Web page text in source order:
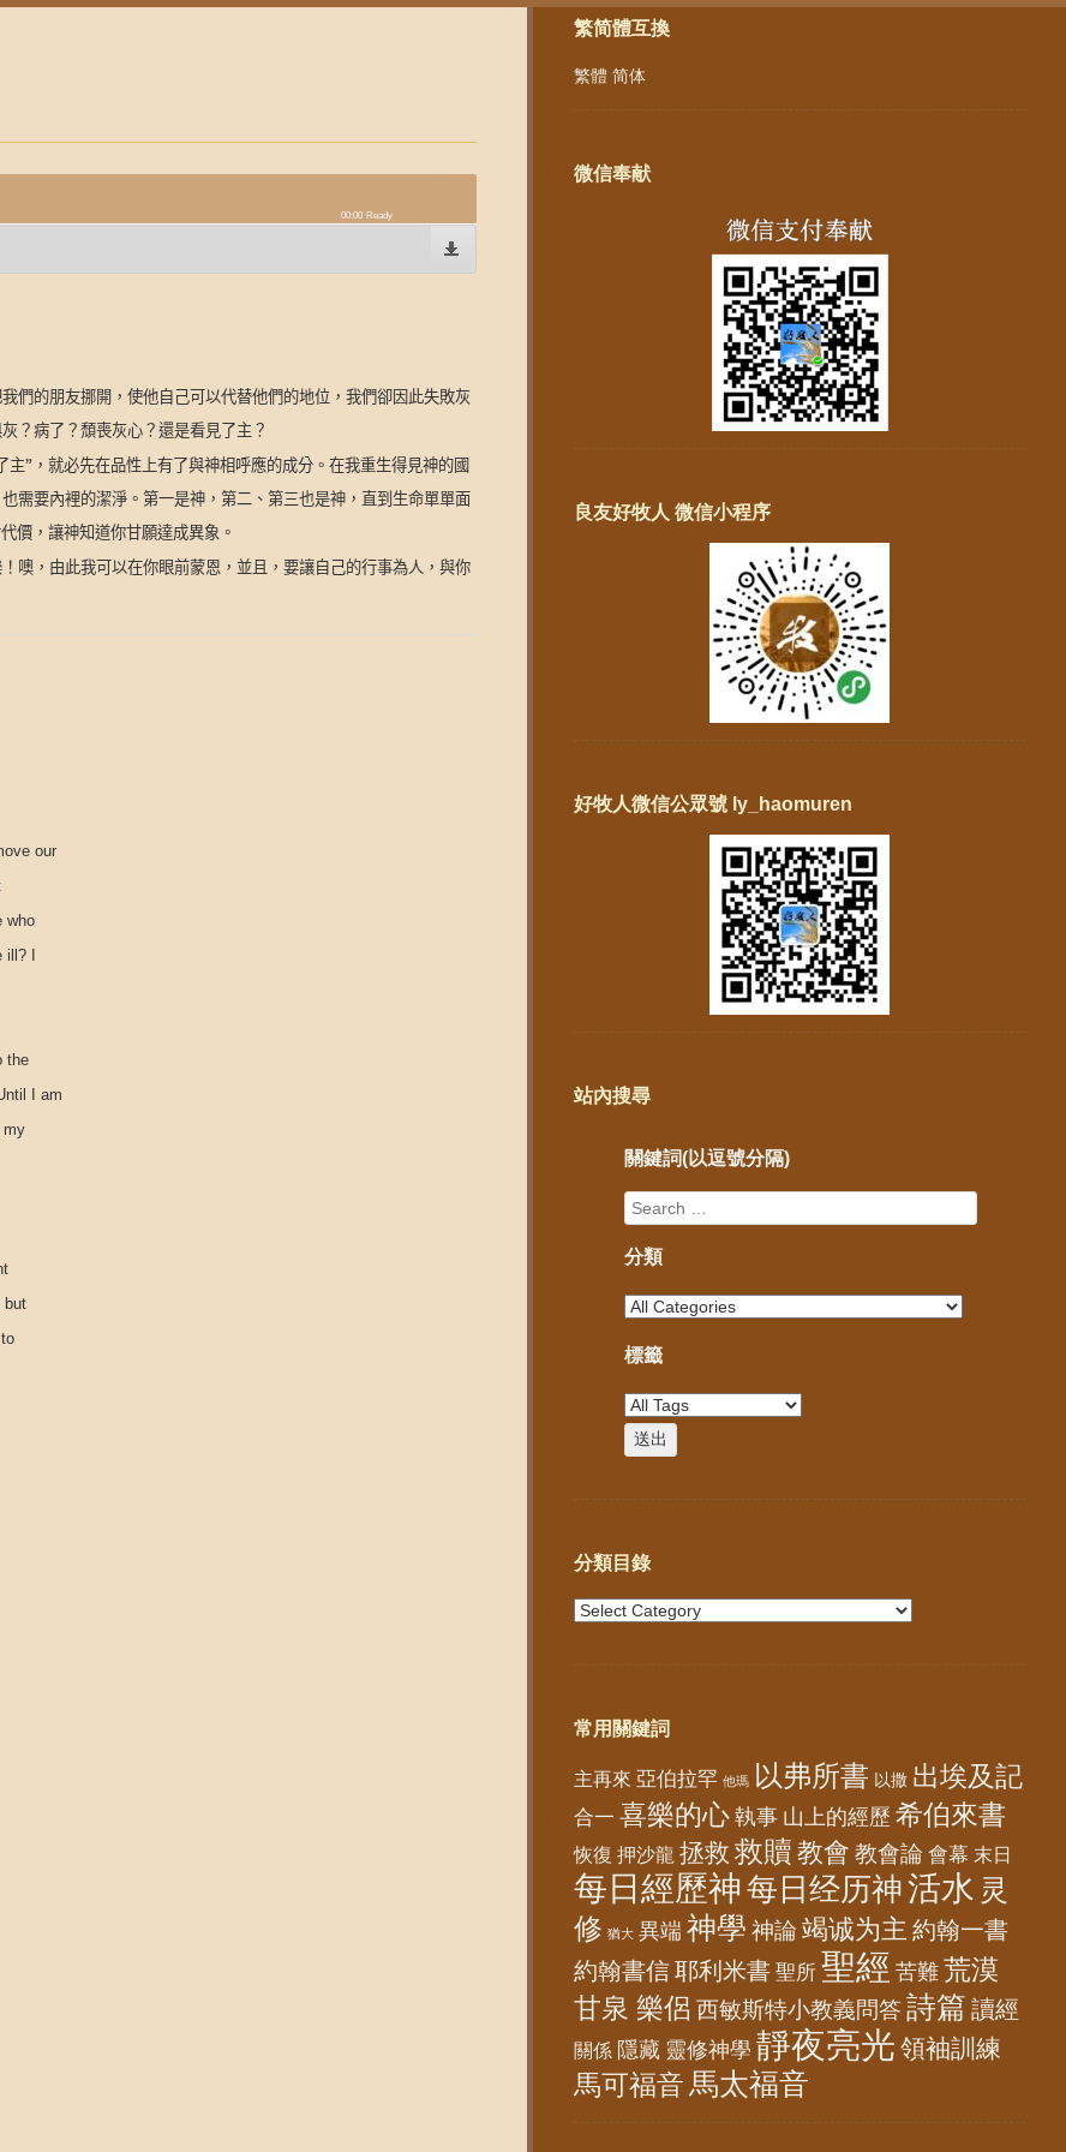
00:00 Ready
們的朋友挪開，使他自己可以代替他們的地位，我們卻因此失敗灰
？病了？頹喪灰心？還是看見了主？
”，就必先在品性上有了與神相呼應的成分。在我重生得見神的國
需要內裡的潔淨。第一是神，第二、第三也是神，直到生命單單面
價，讓神知道你甘願達成異象。
噢，由此我可以在你眼前蒙恩，並且，要讓自己的行事為人，與你
our
who
I
the
I am
my
but
繁简體互換
繁體 简体
微信奉献
良友好牧人 微信小程序
好牧人微信公眾號 ly_haomuren
站內搜尋
關鍵詞(以逗號分隔)
分類
標籤
分類目錄
常用關鍵詞
主再來 亞伯拉罕 他瑪 以弗所書 以撒 出埃及記
合一 喜樂的心 執事 山上的經歷 希伯來書
恢復 押沙龍 拯救 救贖 教會 教會論 會幕 末日
每日經歷神 每日经历神活水 灵
修 猶大 異端 神學 神論 竭诚为主 約翰一書
約翰書信耶利米書 聖所 聖經 苦難 荒漠
甘泉 樂侶 西敏斯特小教義問答詩篇 讀經
關係 隱藏 靈修神學 靜夜亮光 領袖訓練
馬可福音 馬太福音